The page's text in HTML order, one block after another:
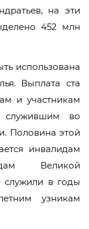
на эти
452 млн
использована
Выплата ста
и участникам
служившим во
Половина этой
инвалидам
Великой
служили в годы
узникам